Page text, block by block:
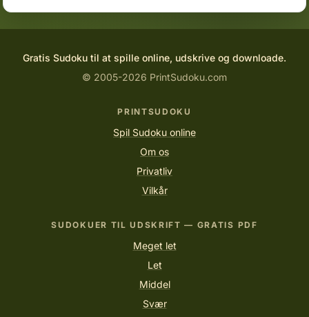
Gratis Sudoku til at spille online, udskrive og downloade.
© 2005-2026 PrintSudoku.com
PRINTSUDOKU
Spil Sudoku online
Om os
Privatliv
Vilkår
SUDOKUER TIL UDSKRIFT — GRATIS PDF
Meget let
Let
Middel
Svær